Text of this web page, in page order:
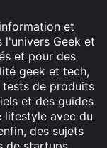
et
l'univers Geek et
et pour des
geek et tech,
tests de produits
et des guides
lifestyle avec du
des sujets